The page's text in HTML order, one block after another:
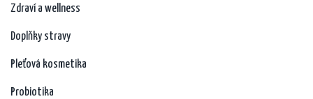
Zdraví a wellness
Doplňky stravy
Pleťová kosmetika
Probiotika